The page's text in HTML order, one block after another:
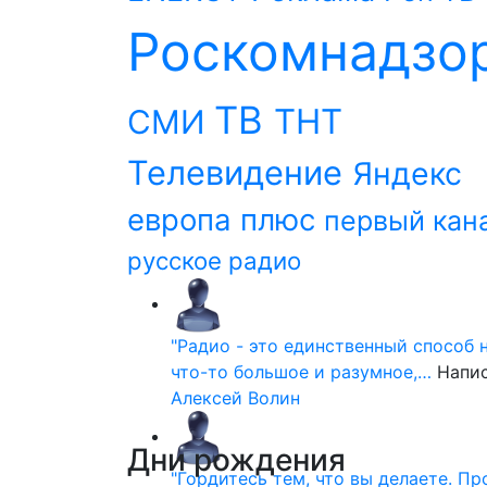
СМИ ТВ ТНТ
Телевидение Яндекс
европа плюс первый
русское радио
"Радио - это единственный способ
что-то большое и разумное,…
Алексей Волин
"Гордитесь тем, что вы делаете.
Днирождения